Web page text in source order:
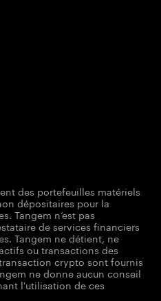
des portefeuilles matériels
dépositaires pour la
Tangem n’est pas
de services financiers
Tangem ne détient, ne
ou transactions des
crypto sont fournis
ne donne aucun conseil
l'utilisation de ces